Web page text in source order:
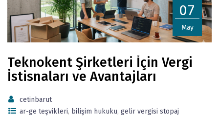
07
May
Teknokent Şirketleri İçin Vergi
İstisnaları ve Avantajları
cetinbarut
ar-ge teşvikleri, bilişim hukuku, gelir vergisi stopaj